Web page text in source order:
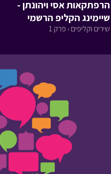
הרפתקאות אסי ויהונתן -
שיימינג הקליפ הרשמי
שירים וקליפים › פרק 1